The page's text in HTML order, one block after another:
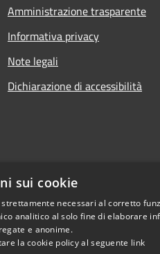
Amministrazione trasparente
Informativa privacy
Note legali
Dichiarazione di accessibilità
sui cookie
necessari al corretto
analitico al solo fine di elaborare
e anonime.
la cookie policy al seguente link